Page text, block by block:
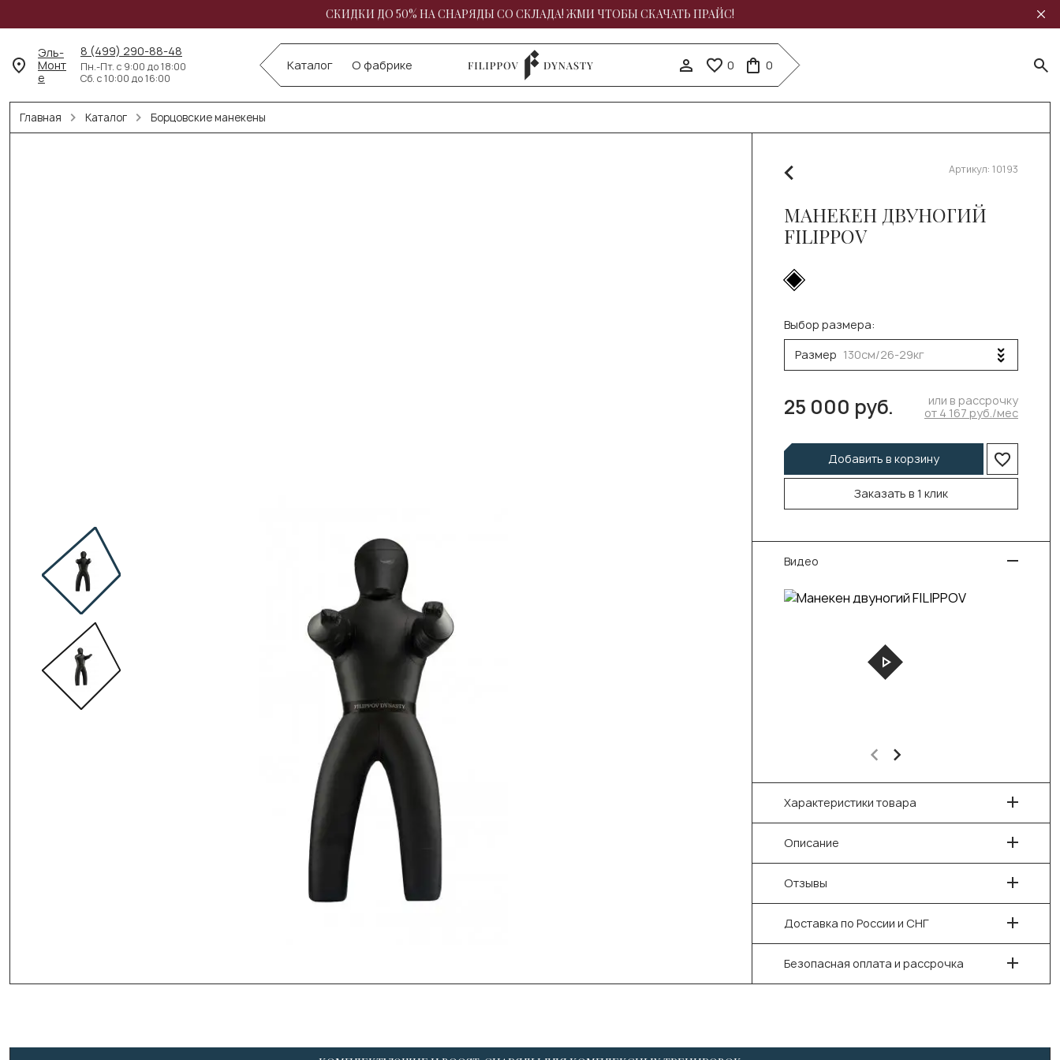
СКИДКИ ДО 50% НА СНАРЯДЫ СО СКЛАДА! ЖМИ ЧТОБЫ СКАЧАТЬ ПРАЙС!
Эль-
Монт
е
8 (499) 290-88-48
Пн.-Пт. с 9:00 до 18:00
Сб. с 10:00 до 16:00
Каталог О фабрике 0 0
Главная Каталог Борцовские манекены
Артикул: 10193
МАНЕКЕН ДВУНОГИЙ
FILIPPOV
Выбор размера:
Размер 130см/26-29кг
25 000 руб.
или в рассрочку
от 4 167 руб./мес
Добавить в корзину
Заказать в 1 клик
Видео
Характеристики товара
Описание
Отзывы
Доставка по России и СНГ
Безопасная оплата и рассрочка